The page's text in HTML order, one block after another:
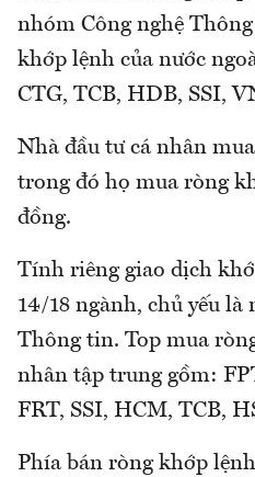
nhóm Công nghệ
khớp lệnh của nước
CTG, TCB, HDB, SSI,
Nhà đầu tư cá nhân
trong đó họ mua ròng
đồng.
Tính riêng giao dịch
14/18 ngành, chủ yếu là
Thông tin. Top mua
nhân tập trung gồm:
FRT, SSI, HCM, TCB,
Phía bán ròng khớp